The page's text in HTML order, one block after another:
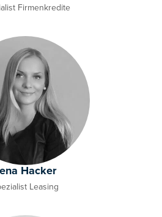
Firmenkredite
Hacker
Leasing